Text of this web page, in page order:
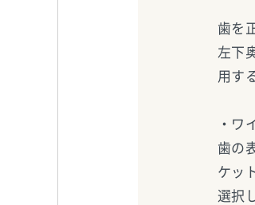
歯を
左下
用す
・ワ
歯の
ケッ
選択